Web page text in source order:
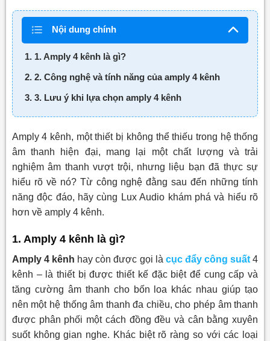
Nội dung chính
1. 1. Amply 4 kênh là gì?
2. 2. Công nghệ và tính năng của amply 4 kênh
3. 3. Lưu ý khi lựa chọn amply 4 kênh
Amply 4 kênh, một thiết bị không thể thiếu trong hệ thống
âm thanh hiện đại, mang lại một chất lượng và trải
nghiệm âm thanh vượt trội, nhưng liệu bạn đã thực sự
hiểu rõ về nó? Từ công nghệ đằng sau đến những tính
năng độc đáo, hãy cùng Lux Audio khám phá và hiểu rõ
hơn về amply 4 kênh.
1. Amply 4 kênh là gì?
Amply 4 kênh hay còn được gọi là cục đẩy công suất 4
kênh –là thiết bị được thiết kế đặc biệt để cung cấp và
tăng cường âm thanh cho bốn loa khác nhau giúp tạo
nên một hệ thống âm thanh đa chiều, cho phép âm thanh
được phân phối một cách đồng đều và cân bằng xuyên
suốt không gian nghe. Khác biệt rõ ràng so với các loại